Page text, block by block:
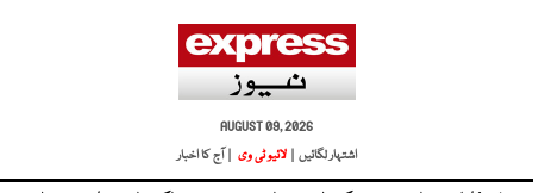
AUGUST 09, 2026
اشتہار لگائیں |
لائیو ٹی وی | آج کا اخبار